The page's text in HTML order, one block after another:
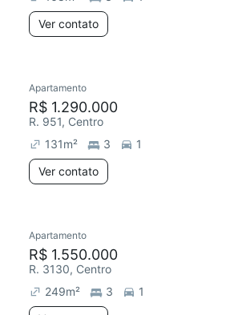
Ver contato
Apartamento
R$ 1.290.000
R. 951, Centro
131m² 3
1
Ver contato
Apartamento
R$ 1.550.000
R. 3130, Centro
249m² 3
1